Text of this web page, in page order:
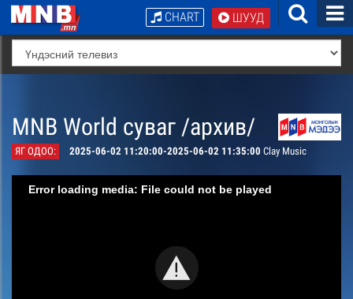
ШУУД
CHART
MNB World суваг /архив/
ЯГ ОДОО: 2025-06-02 11:20:00-2025-06-02 11:35:00 Clay Music
Error loading media: File could not be played